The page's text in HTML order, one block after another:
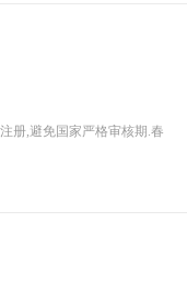
册,避免国家严格审核期.春